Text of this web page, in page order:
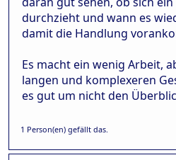
durchzieht und wann es
damit die Handlung
Es macht ein wenig Arbeit,
langen und komplexeren
es gut um nicht den
1 Person(en) gefällt das.